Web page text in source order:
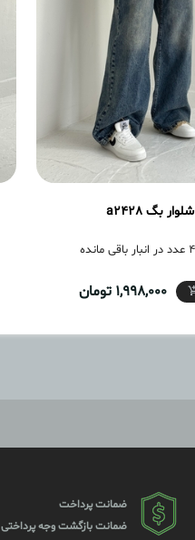
شلوار بگ a2428
1,998,000 تومان
ضمانت پرداخت
ضمانت بازگشت وجه پرداختی